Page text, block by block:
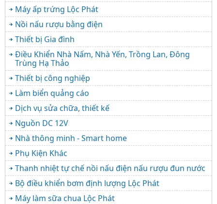
Máy ấp trứng Lộc Phát
Nồi nấu rượu bằng điện
Thiết bị Gia đình
Điều Khiển Nhà Nấm, Nhà Yến, Trồng Lan, Đông
Trùng Hạ Thảo
Thiết bị công nghiệp
Làm biển quảng cáo
Dịch vụ sửa chữa, thiết kế
Nguồn DC 12V
Nhà thông minh - Smart home
Phụ Kiện Khác
Thanh nhiệt tự chế nồi nấu điện nấu rượu đun nước
Bộ điều khiển bơm định lượng Lộc Phát
Máy làm sữa chua Lộc Phát